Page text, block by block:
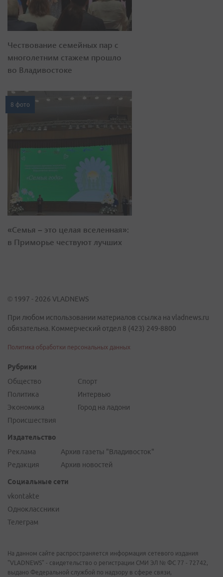
Чествование семейных пар с
многолетним стажем прошло
во Владивостоке
8 фото
«Семья – это целая вселенная»:
в Приморье чествуют лучших
© 1997 - 2026 VLADNEWS
При любом использовании материалов ссылка на vladnews.ru
обязательна. Коммерческий отдел 8 (423) 249-8800
Политика обработки персональных данных
Рубрики
Общество
Политика
Экономика
Происшествия
Спорт
Интервью
Город на ладони
Издательство
Реклама
Редакция
Архив газеты "Владивосток"
Архив новостей
Социальные сети
vkontakte
Одноклассники
Телеграм
На данном сайте распространяется информация сетевого издания
"VLADNEWS" - свидетельство о регистрации СМИ ЭЛ № ФС 77 - 72742,
выдано Федеральной службой по надзору в сфере связи,